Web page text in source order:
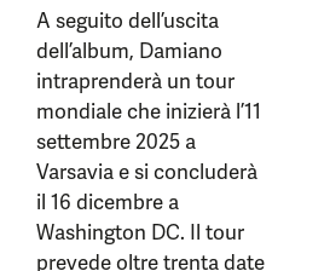
A seguito dell’uscita
dell’album, Damiano
intraprenderà un tour
mondiale che inizierà l’11
settembre 2025 a
Varsavia e si concluderà
il 16 dicembre a
Washington DC. Il tour
prevede oltre trenta date